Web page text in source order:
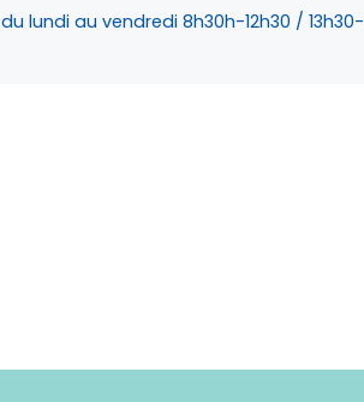
du lundi au vendredi 8h30h-12h30 / 13h30-